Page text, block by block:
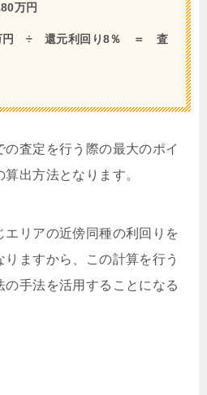
万円
円 ÷ 還元利回り8％ ＝ 査
査定を行う際の最大のポイ
出方法となります。
エリアの近傍同種の利回りを
ますから、この計算を行う
手法を活用することになる